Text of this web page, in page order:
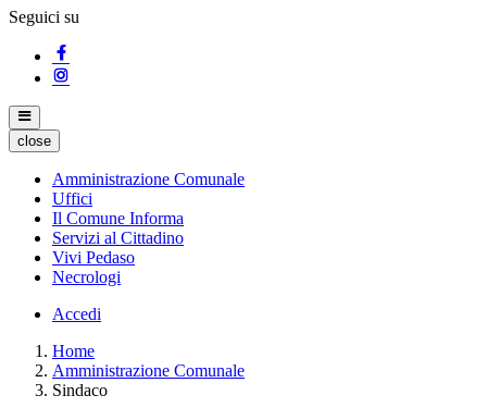
Seguici su
close
Amministrazione Comunale
Uffici
Il Comune Informa
Servizi al Cittadino
Vivi Pedaso
Necrologi
Accedi
Home
Amministrazione Comunale
Sindaco